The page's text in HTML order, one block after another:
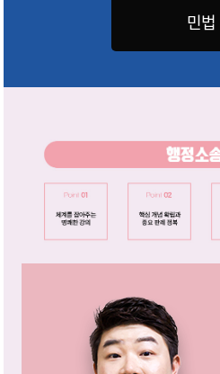
민법